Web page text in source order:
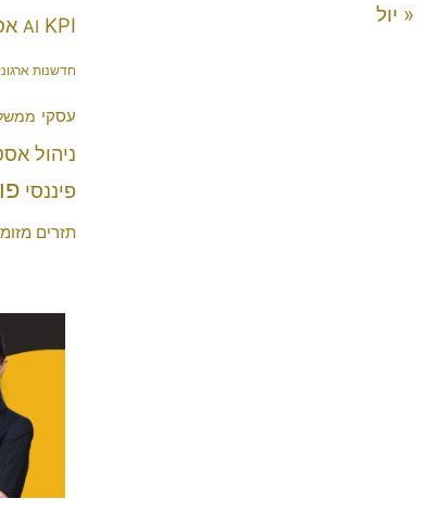
« יול AI KPI
חדשנות
עסקי
ניהול
פיננסי
תזרים